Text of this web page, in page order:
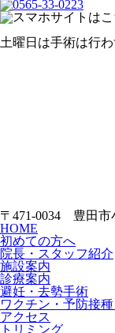
土曜日は手術は行
〒471-0034 豊田市
HOME
初めての方へ
院長・スタッフ紹介
施設案内
診療案内
避妊・去勢手術
ワクチン・予防接
アクセス
トリミング